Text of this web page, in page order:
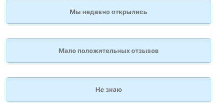
Мы недавно открылись
Мало положительных отзывов
Не знаю